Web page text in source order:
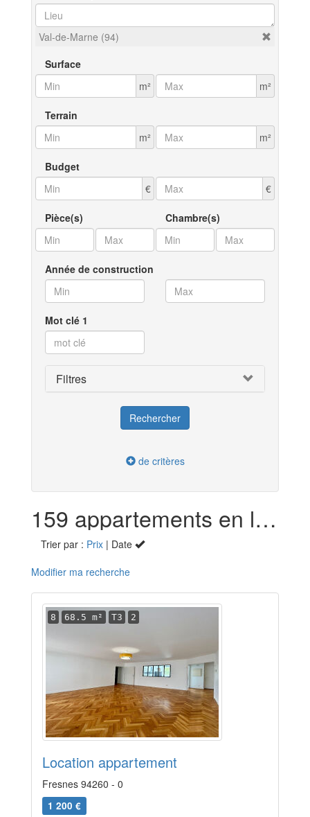
Val-de-Marne (94)
Surface
m²
m²
Terrain
m²
m²
Budget
€
€
Pièce(s) Chambre(s)
Année de construction
Mot clé 1
Filtres
de critères
159 appartements en location dans le Val-de-Marne (94)
Trier par : Prix | Date
Modifier ma recherche
8 68.5 m² T3 2
Location appartement
Fresnes 94260 - 0
1 200 €